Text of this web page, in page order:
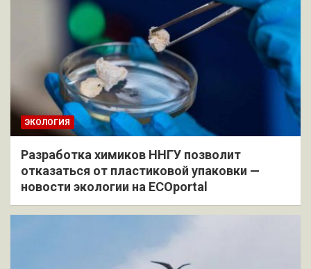
ЭКОЛОГИЯ
Разработка химиков ННГУ позволит
отказаться от пластиковой упаковки —
новости экологии на ECOportal